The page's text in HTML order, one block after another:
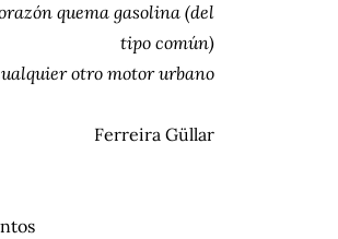
quema gasolina (del
tipo común)
otro motor urbano
Ferreira Güllar